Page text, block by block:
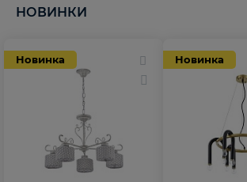
НОВИНКИ
Новинка Новинка